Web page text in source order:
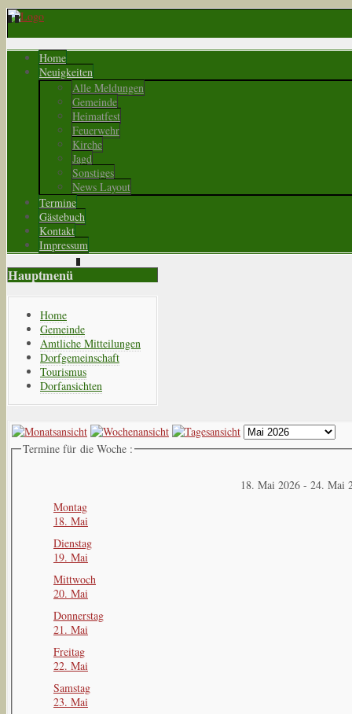
Home
Neuigkeiten
Alle Meldungen
Gemeinde
Heimatfest
Feuerwehr
Kirche
Jagd
Sonstiges
News Layout
Termine
Gästebuch
Kontakt
Impressum
Hauptmenü
Home
Gemeinde
Amtliche Mitteilungen
Dorfgemeinschaft
Tourismus
Dorfansichten
Termine für die Woche :
18. Mai 2026 - 24. Mai
Montag
18. Mai
Dienstag
19. Mai
Mittwoch
20. Mai
Donnerstag
21. Mai
Freitag
22. Mai
Samstag
23. Mai